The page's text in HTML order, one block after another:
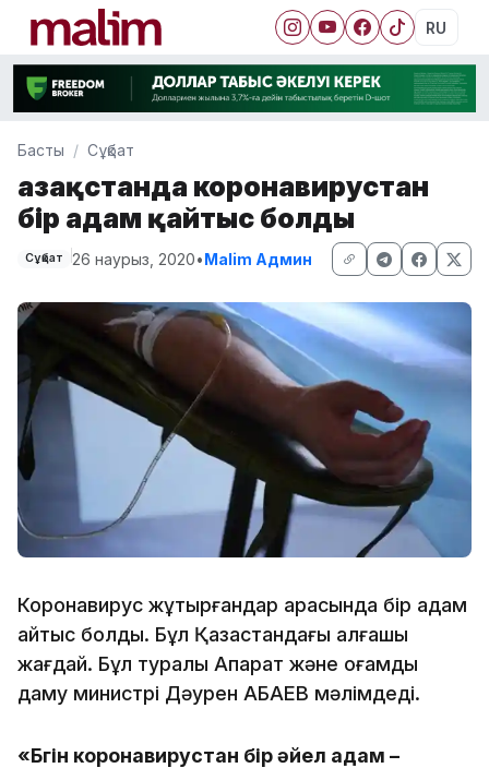
RU
Басты Сұқбат
Қазақстанда коронавирустан
бір адам қайтыс болды
Сұқбат 26 наурыз, 2020•Malim Админ
Коронавирус жұқтырғандар арасында бір адам
қайтыс болды. Бұл Қазақстандағы алғашқы
жағдай. Бұл туралы Ақпарат және қоғамдық
даму министрі Дәурен АБАЕВ мәлімдеді.
«Бүгін коронавирустан бір әйел адам –